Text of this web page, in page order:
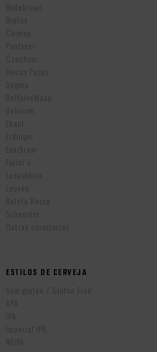
Bodebrown
Brotas
Chimay
Paulaner
Czechvar
Hocus Pocus
Dogma
DeHalveMaan
Delirium
Ekaut
Erdinger
Everbrew
Fuller’s
Leopoldina
Leuven
Roleta Russa
Schneider
Outras cervejarias
ESTILOS DE CERVEJA
Sem glúten / Gluten Free
APA
IPA
Imperial IPA
NEIPA